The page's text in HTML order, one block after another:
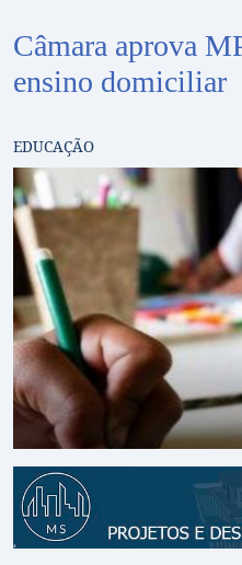
Câmara aprova
ensino domiciliar
EDUCAÇÃO